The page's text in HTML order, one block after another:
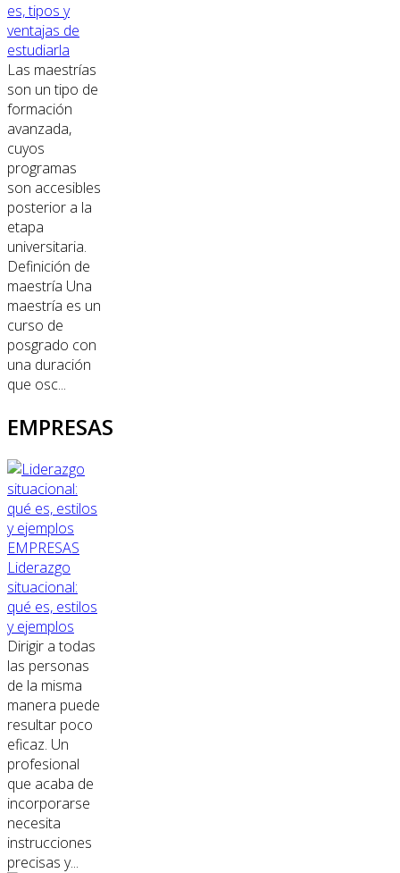
es, tipos y
ventajas de
estudiarla
Las maestrías
son un tipo de
formación
avanzada,
cuyos
programas
son accesibles
posterior a la
etapa
universitaria.
Definición de
maestría Una
maestría es un
curso de
posgrado con
una duración
que osc...
EMPRESAS
EMPRESAS
Liderazgo
situacional:
qué es, estilos
y ejemplos
Dirigir a todas
las personas
de la misma
manera puede
resultar poco
eficaz. Un
profesional
que acaba de
incorporarse
necesita
instrucciones
precisas y...